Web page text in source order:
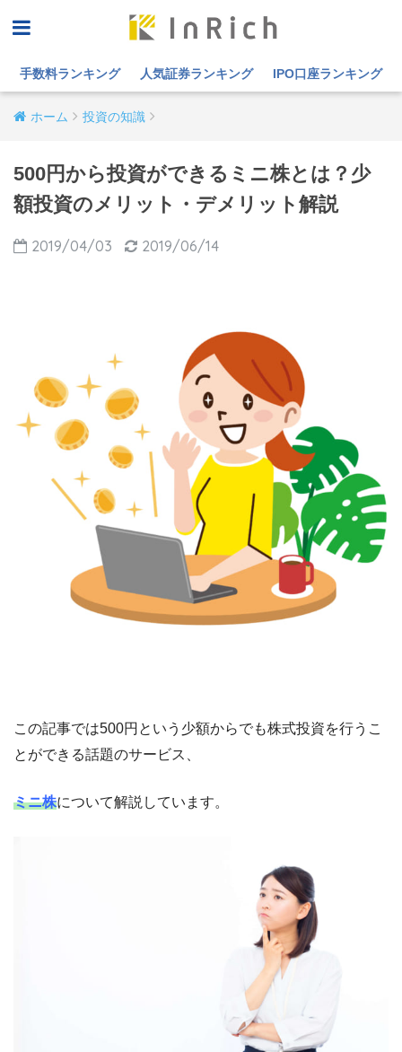
手数料ランキング 人気証券ランキング IPO口座ランキング
ホーム 投資の知識
500円から投資ができるミニ株とは？少
額投資のメリット・デメリット解説
2019/04/03 2019/06/14
この記事では500円という少額からでも株式投資を行うこ
とができる話題のサービス、
ミニ株について解説しています。